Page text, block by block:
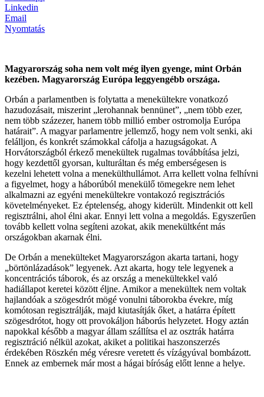
Linkedin
Email
Nyomtatás
Magyarország soha nem volt még ilyen gyenge, mint Orbán
kezében. Magyarország Európa leggyengébb országa.
Orbán a parlamentben is folytatta a menekültekre vonatkozó
hazudozásait, miszerint „lerohannak bennünet”, „nem több ezer,
nem több százezer, hanem több millió ember ostromolja Európa
határait”. A magyar parlamentre jellemző, hogy nem volt senki, aki
felálljon, és konkrét számokkal cáfolja a hazugságokat. A
Horvátországból érkező menekültek rugalmas továbbítása jelzi,
hogy kezdettől gyorsan, kulturáltan és még emberségesen is
kezelni lehetett volna a menekülthullámot. Arra kellett volna felhívni
a figyelmet, hogy a háborúból menekülő tömegekre nem lehet
alkalmazni az egyéni menekültekre vontakozó regisztrációs
követelményeket. Ez éptelenség, ahogy kiderült. Mindenkit ott kell
regisztrálni, ahol élni akar. Ennyi lett volna a megoldás. Egyszerűen
tovább kellett volna segíteni azokat, akik menekültként más
országokban akarnak élni.
De Orbán a menekülteket Magyarországon akarta tartani, hogy
„börtönlázadások” legyenek. Azt akarta, hogy tele legyenek a
koncentrációs táborok, és az ország a menekültekkel való
hadiállapot keretei között éljne. Amikor a menekültek nem voltak
hajlandóak a szögesdrót mögé vonulni táborokba évekre, míg
komótosan regisztrálják, majd kiutasítják őket, a határra épített
szögesdrótot, hogy ott provokáljon háborús helyzetet. Hogy aztán
napokkal később a magyar állam szállítsa el az osztrák határra
regisztráció nélkül azokat, akiket a politikai haszonszerzés
érdekében Röszkén még véresre veretett és vízágyúval bombázott.
Ennek az embernek már most a hágai bíróság előtt lenne a helye.